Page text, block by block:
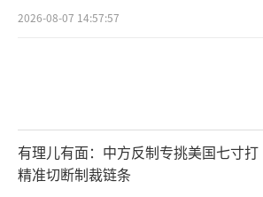
2026-08-07 14:57:57
有理儿有面：中方反制专挑美国七寸打
精准切断制裁链条